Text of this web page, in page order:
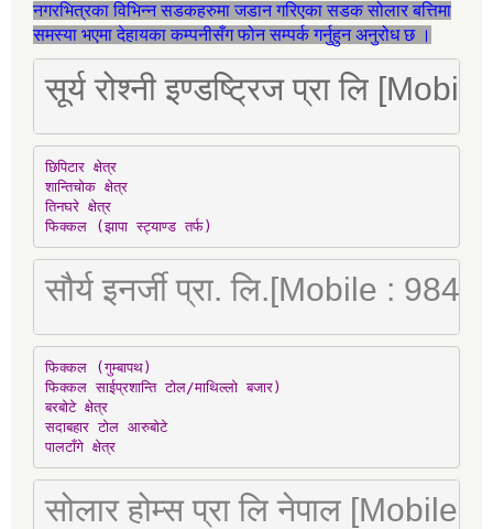
नगरभित्रका विभिन्न सडकहरुमा जडान गरिएका सडक सोलार बत्तिमा
समस्या भएमा देहायका कम्पनीसँग फोन सम्पर्क गर्नुहुन अनुरोध छ ।
सूर्य रोश्नी इण्डष्ट्रिज प्रा लि
छिपिटार क्षेत्र
शान्तिचोक क्षेत्र
तिनघरे क्षेत्र
फिक्कल (झापा स्ट्याण्ड तर्फ)
सौर्य इनर्जी प्रा. लि.[Mobile :
फिक्कल (गुम्बापथ)
फिक्कल साईप्रशान्ति टोल/माथिल्लो बजार)
बरबोटे क्षेत्र
सदाबहार टोल आरुबोटे
पालटाँगे क्षेत्र
सोलार होम्स प्रा लि नेपाल [Mobile